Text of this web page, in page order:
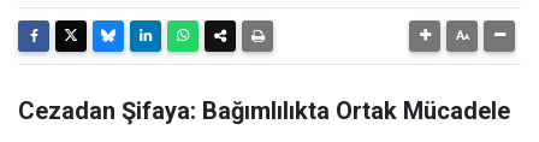
​Cezadan Şifaya: Bağımlılıkta Ortak Mücadele